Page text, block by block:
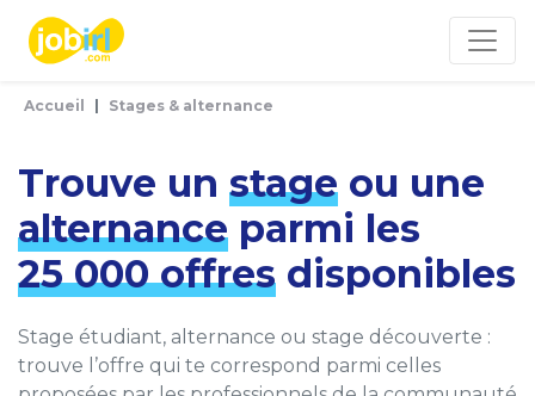
Accueil Stages & alternance
Trouve un stage ou une
alternance parmi les
25 000 offres disponibles
Stage étudiant, alternance ou stage découverte :
trouve l’offre qui te correspond parmi celles
Panneau de gestion des cookies